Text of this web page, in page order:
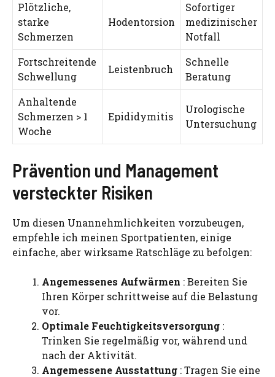
Plötzliche,
starke
Schmerzen
Hodentorsion
Sofortiger
medizinischer
Notfall
Fortschreitende
Schwellung
Leistenbruch
Schnelle
Beratung
Anhaltende
Schmerzen > 1
Woche
Epididymitis
Urologische
Untersuchung
Prävention und Management
versteckter Risiken
Um diesen Unannehmlichkeiten vorzubeugen,
empfehle ich meinen Sportpatienten, einige
einfache, aber wirksame Ratschläge zu befolgen:
Angemessenes Aufwärmen : Bereiten Sie
Ihren Körper schrittweise auf die Belastung
vor.
Optimale Feuchtigkeitsversorgung :
Trinken Sie regelmäßig vor, während und
nach der Aktivität.
Angemessene Ausstattung : Tragen Sie eine